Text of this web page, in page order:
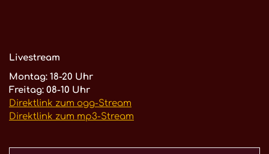
Livestream
Montag: 18-20 Uhr
Freitag: 08-10 Uhr
Direktlink zum ogg-Stream
Direktlink zum mp3-Stream